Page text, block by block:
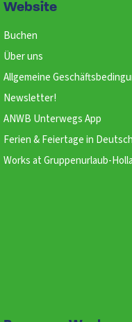
Website
Buchen
Über uns
Allgemeine
Newsletter!
ANWB Unterwegs App
Ferien & Feiertage in
Works at Gruppenurlaub-